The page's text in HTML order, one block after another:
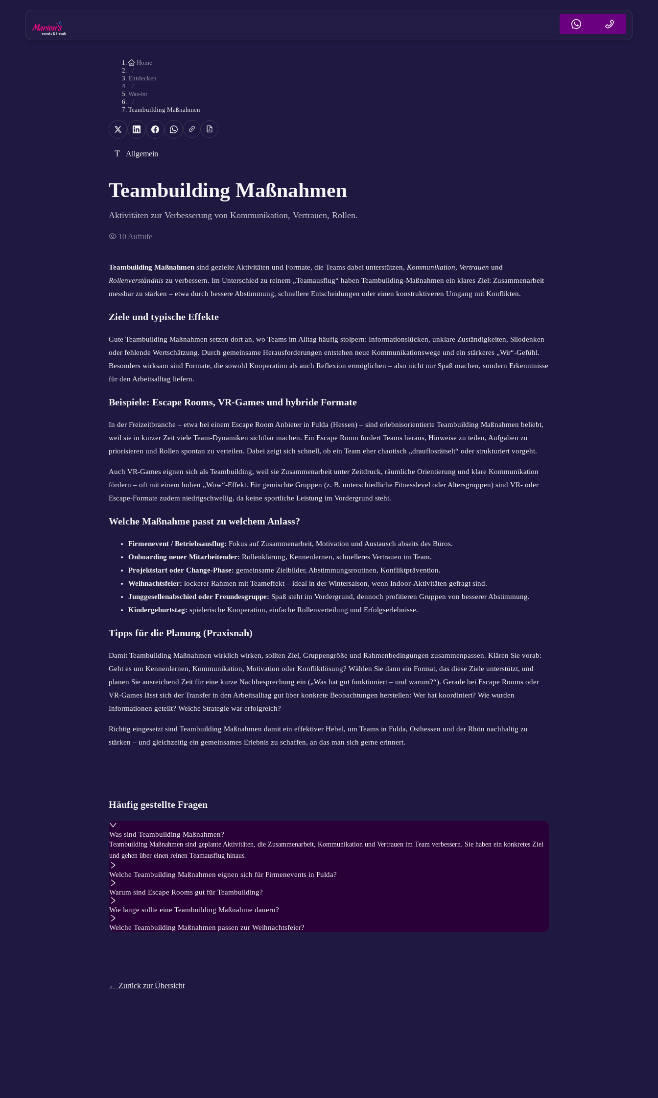
Home
/
Entdecken
/
Was-ist
/
Teambuilding Maßnahmen
T Allgemein
Teambuilding Maßnahmen
Aktivitäten zur Verbesserung von Kommunikation, Vertrauen, Rollen.
10 Aufrufe
Teambuilding Maßnahmen sind gezielte Aktivitäten und Formate, die Teams dabei unterstützen, Kommunikation, Vertrauen und
Rollenverständnis zu verbessern. Im Unterschied zu reinem „Teamausflug“ haben Teambuilding-Maßnahmen ein klares Ziel: Zusammenarbeit
messbar zu stärken – etwa durch bessere Abstimmung, schnellere Entscheidungen oder einen konstruktiveren Umgang mit Konflikten.
Ziele und typische Effekte
Gute Teambuilding Maßnahmen setzen dort an, wo Teams im Alltag häufig stolpern: Informationslücken, unklare Zuständigkeiten, Silodenken
oder fehlende Wertschätzung. Durch gemeinsame Herausforderungen entstehen neue Kommunikationswege und ein stärkeres „Wir“-Gefühl.
Besonders wirksam sind Formate, die sowohl Kooperation als auch Reflexion ermöglichen – also nicht nur Spaß machen, sondern Erkenntnisse
für den Arbeitsalltag liefern.
Beispiele: Escape Rooms, VR-Games und hybride Formate
In der Freizeitbranche – etwa bei einem Escape Room Anbieter in Fulda (Hessen) – sind erlebnisorientierte Teambuilding Maßnahmen beliebt,
weil sie in kurzer Zeit viele Team-Dynamiken sichtbar machen. Ein Escape Room fordert Teams heraus, Hinweise zu teilen, Aufgaben zu
priorisieren und Rollen spontan zu verteilen. Dabei zeigt sich schnell, ob ein Team eher chaotisch „drauflosrätselt“ oder strukturiert vorgeht.
Auch VR-Games eignen sich als Teambuilding, weil sie Zusammenarbeit unter Zeitdruck, räumliche Orientierung und klare Kommunikation
fördern – oft mit einem hohen „Wow“-Effekt. Für gemischte Gruppen (z. B. unterschiedliche Fitnesslevel oder Altersgruppen) sind VR- oder
Escape-Formate zudem niedrigschwellig, da keine sportliche Leistung im Vordergrund steht.
Welche Maßnahme passt zu welchem Anlass?
Firmenevent / Betriebsausflug: Fokus auf Zusammenarbeit, Motivation und Austausch abseits des Büros.
Onboarding neuer Mitarbeitender: Rollenklärung, Kennenlernen, schnelleres Vertrauen im Team.
Projektstart oder Change-Phase: gemeinsame Zielbilder, Abstimmungsroutinen, Konfliktprävention.
Weihnachtsfeier: lockerer Rahmen mit Teameffekt – ideal in der Wintersaison, wenn Indoor-Aktivitäten gefragt sind.
Junggesellenabschied oder Freundesgruppe: Spaß steht im Vordergrund, dennoch profitieren Gruppen von besserer Abstimmung.
Kindergeburtstag: spielerische Kooperation, einfache Rollenverteilung und Erfolgserlebnisse.
Tipps für die Planung (Praxisnah)
Damit Teambuilding Maßnahmen wirklich wirken, sollten Ziel, Gruppengröße und Rahmenbedingungen zusammenpassen. Klären Sie vorab:
Geht es um Kennenlernen, Kommunikation, Motivation oder Konfliktlösung? Wählen Sie dann ein Format, das diese Ziele unterstützt, und
planen Sie ausreichend Zeit für eine kurze Nachbesprechung ein („Was hat gut funktioniert – und warum?“). Gerade bei Escape Rooms oder
VR-Games lässt sich der Transfer in den Arbeitsalltag gut über konkrete Beobachtungen herstellen: Wer hat koordiniert? Wie wurden
Informationen geteilt? Welche Strategie war erfolgreich?
Richtig eingesetzt sind Teambuilding Maßnahmen damit ein effektiver Hebel, um Teams in Fulda, Osthessen und der Rhön nachhaltig zu
stärken – und gleichzeitig ein gemeinsames Erlebnis zu schaffen, an das man sich gerne erinnert.
Häufig gestellte Fragen
Was sind Teambuilding Maßnahmen?
Teambuilding Maßnahmen sind geplante Aktivitäten, die Zusammenarbeit, Kommunikation und Vertrauen im Team verbessern. Sie haben ein konkretes Ziel
und gehen über einen reinen Teamausflug hinaus.
Welche Teambuilding Maßnahmen eignen sich für Firmenevents in Fulda?
Warum sind Escape Rooms gut für Teambuilding?
Wie lange sollte eine Teambuilding Maßnahme dauern?
Welche Teambuilding Maßnahmen passen zur Weihnachtsfeier?
← Zurück zur Übersicht